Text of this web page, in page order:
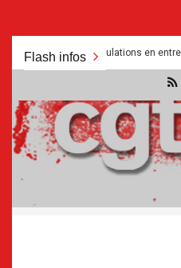
au
Flash infos
et manipulations en entreprise
.